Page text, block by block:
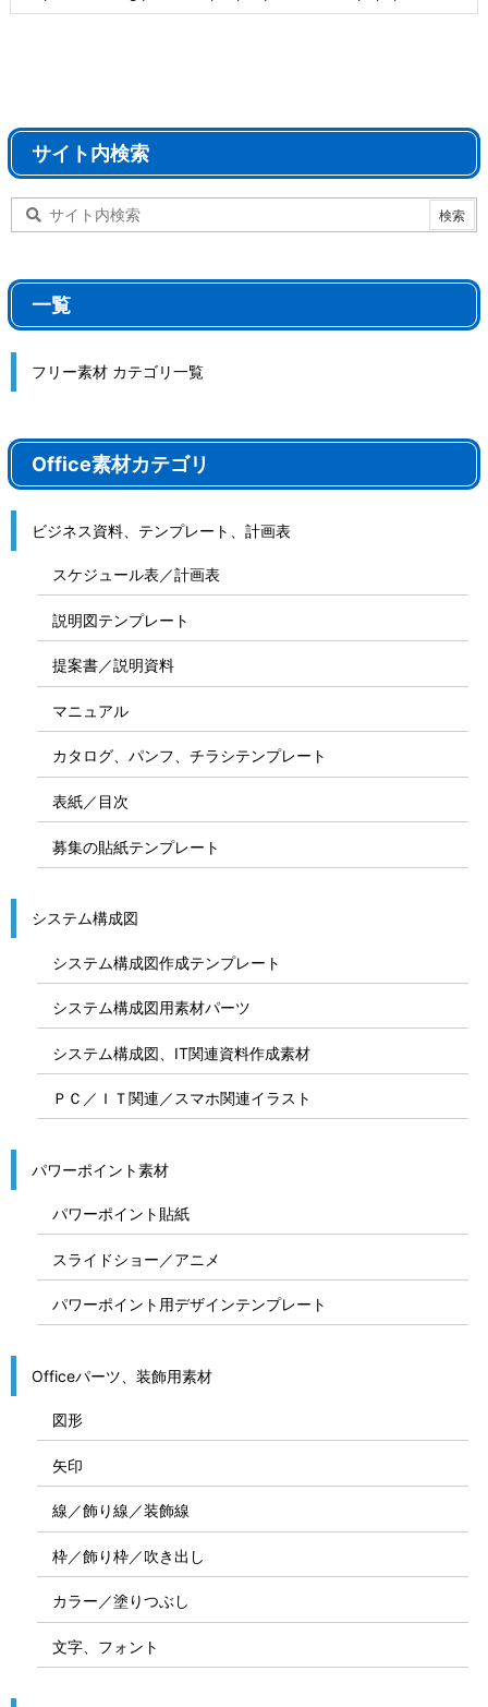
サイト内検索
一覧
フリー素材 カテゴリ一覧
Office素材カテゴリ
ビジネス資料、テンプレート、計画表
スケジュール表／計画表
説明図テンプレート
提案書／説明資料
マニュアル
カタログ、パンフ、チラシテンプレート
表紙／目次
募集の貼紙テンプレート
システム構成図
システム構成図作成テンプレート
システム構成図用素材パーツ
システム構成図、IT関連資料作成素材
ＰＣ／ＩＴ関連／スマホ関連イラスト
パワーポイント素材
パワーポイント貼紙
スライドショー／アニメ
パワーポイント用デザインテンプレート
Officeパーツ、装飾用素材
図形
矢印
線／飾り線／装飾線
枠／飾り枠／吹き出し
カラー／塗りつぶし
文字、フォント